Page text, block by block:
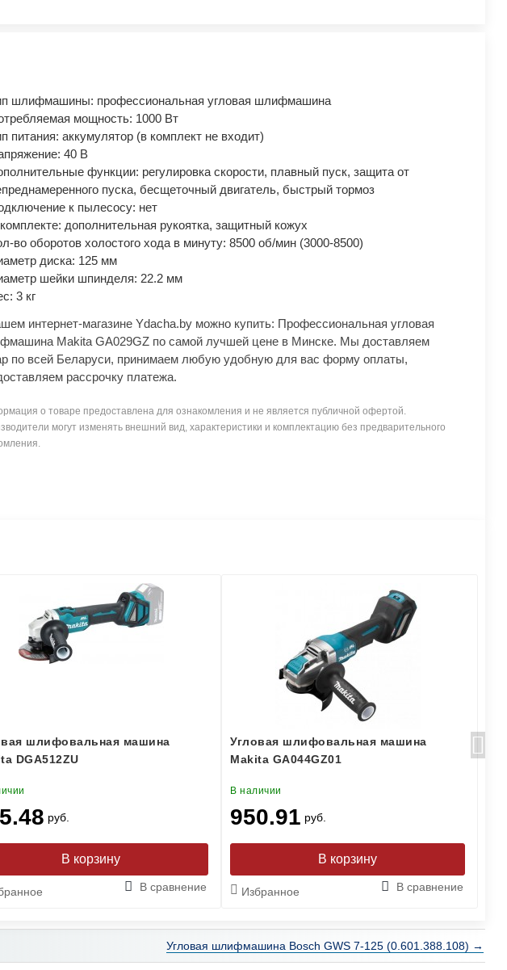
шлифмашины: профессиональная угловая шлифмашина
мощность: 1000 Вт
питания: аккумулятор (в комплект не входит)
40 В
функции: регулировка скорости, плавный пуск, защита от
пуска, бесщеточный двигатель, быстрый тормоз
к пылесосу: нет
дополнительная рукоятка, защитный кожух
во оборотов холостого хода в минуту: 8500 об/мин (3000-8500)
диска: 125 мм
шейки шпинделя: 22.2 мм
3 кг
интернет-магазине Ydacha.by можно купить: Профессиональная угловая
Makita GA029GZ по самой лучшей цене в Минске. Мы доставляем
по всей Беларуси, принимаем любую удобную для вас форму оплаты,
рассрочку платежа.
о товаре предоставлена для ознакомления и не является публичной офертой.
могут изменять внешний вид, характеристики и комплектацию без предварительного
шлифовальная машина
DGA512ZU
руб.
В сравнение
Угловая шлифовальная машина
Makita GA044GZ01
В наличии
950.91 руб.
Избранное В сравнение
Угловая шлифмашина Bosch GWS 7-125 (0.601.388.108) →